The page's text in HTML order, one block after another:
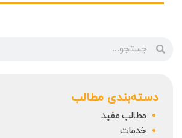
دسته‌بندی مطالب
مطالب مفید
خدمات